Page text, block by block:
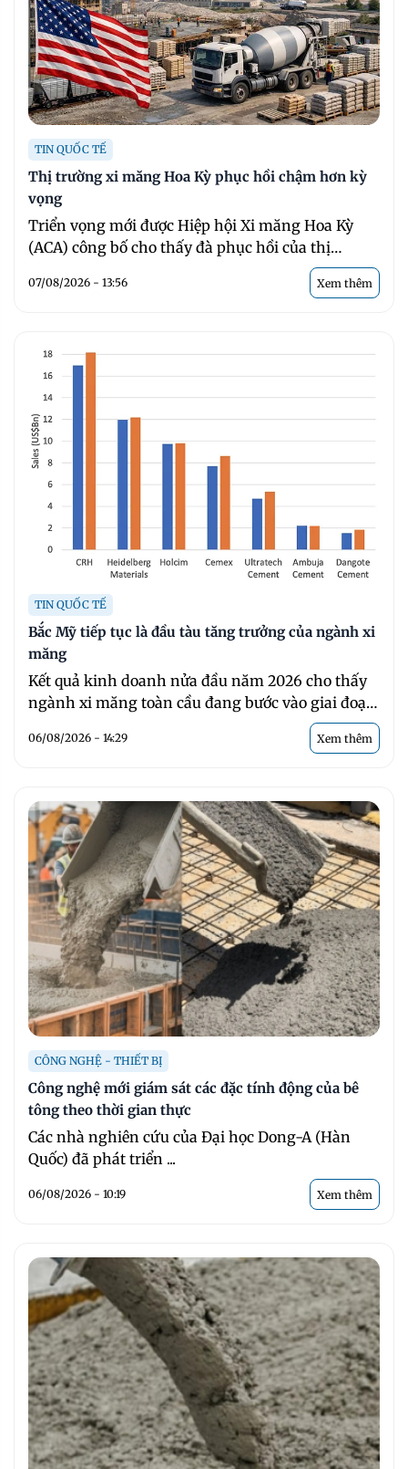
TIN QUỐC TẾ
Thị trường xi măng Hoa Kỳ phục hồi chậm hơn kỳ
vọng
Triển vọng mới được Hiệp hội Xi măng Hoa Kỳ
(ACA) công bố cho thấy đà phục hồi của thị
07/08/2026 - 13:56 Xem thêm
TIN QUỐC TẾ
Bắc Mỹ tiếp tục là đầu tàu tăng trưởng của ngành xi
măng
Kết quả kinh doanh nửa đầu năm 2026 cho thấy
ngành xi măng toàn cầu đang bước vào giai đoạn
06/08/2026 - 14:29 Xem thêm
CÔNG NGHỆ - THIẾT BỊ
Công nghệ mới giám sát các đặc tính động của bê
tông theo thời gian thực
Các nhà nghiên cứu của Đại học Dong-A (Hàn
Quốc) đã phát triển ...
06/08/2026 - 10:19 Xem thêm